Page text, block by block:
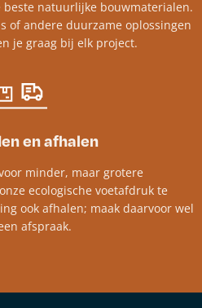
natuurlijke bouwmaterialen.
of andere duurzame oplossingen
je graag bij elk project.​
en afhalen
minder, maar grotere
ecologische voetafdruk te
ook afhalen; maak daarvoor wel
afspraak.